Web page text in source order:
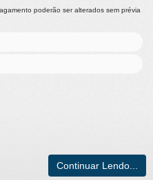
poderão ser alterados sem prévia
Continuar Lendo...